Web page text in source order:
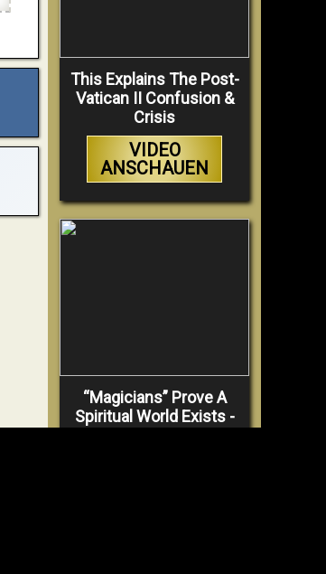
This Explains The Post-
Vatican II Confusion &
Crisis
VIDEO
ANSCHAUEN
“Magicians” Prove A
Spiritual World Exists -